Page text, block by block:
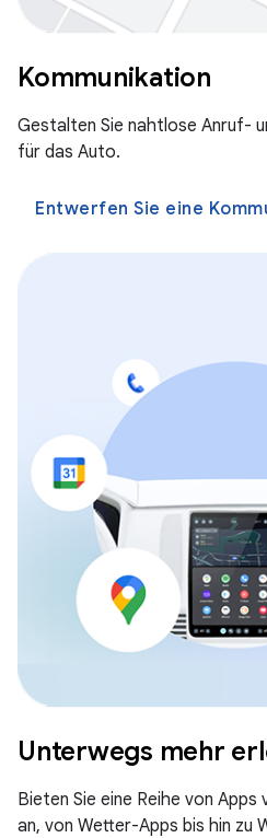
Kommunikation
Gestalten Sie nahtlose Anruf-
für das Auto.
Entwerfen Sie eine
Unterwegs mehr
Bieten Sie eine Reihe von
an, von Wetter-Apps bis hin zu